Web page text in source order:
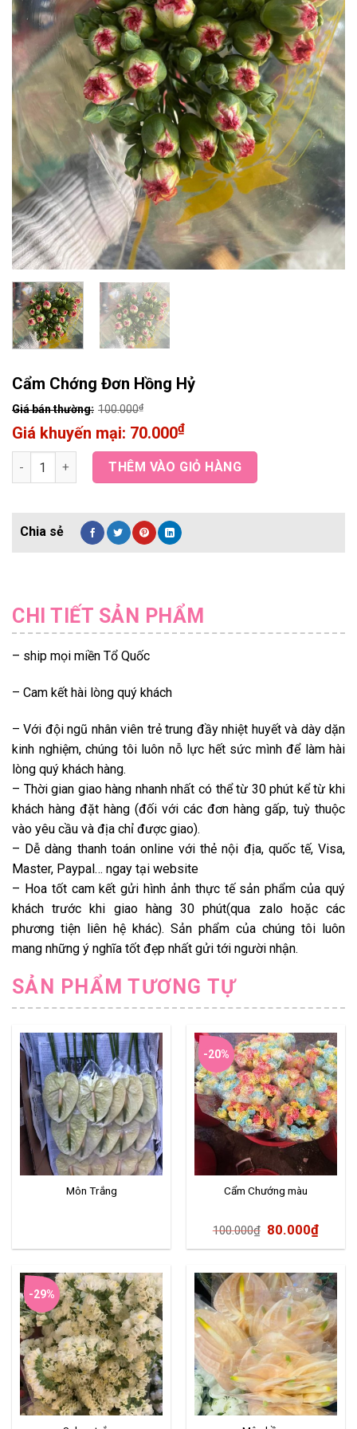
Cẩm Chớng Đơn Hồng Hỷ
100.000₫
70.000₫
Cẩm Chớng Đơn Hồng Hỷ quantity
THÊM VÀO GIỎ HÀNG
CHI TIẾT SẢN PHẨM
– ship mọi miền Tổ Quốc
– Cam kết hài lòng quý khách
– Với đội ngũ nhân viên trẻ trung đầy nhiệt huyết và dày dặn
kinh nghiệm, chúng tôi luôn nỗ lực hết sức mình để làm hài
lòng quý khách hàng.
– Thời gian giao hàng nhanh nhất có thể từ 30 phút kể từ khi
khách hàng đặt hàng (đối với các đơn hàng gấp, tuỳ thuộc
vào yêu cầu và địa chỉ được giao).
– Dễ dàng thanh toán online với thẻ nội địa, quốc tế, Visa,
Master, Paypal… ngay tại website
– Hoa tốt cam kết gửi hình ảnh thực tế sản phẩm của quý
khách trước khi giao hàng 30 phút(qua zalo hoặc các
phương tiện liên hệ khác). Sản phẩm của chúng tôi luôn
mang những ý nghĩa tốt đẹp nhất gửi tới người nhận.
SẢN PHẨM TƯƠNG TỰ
Môn Trắng
-20%
Cẩm Chướng màu
100.000₫ 80.000₫
-29%